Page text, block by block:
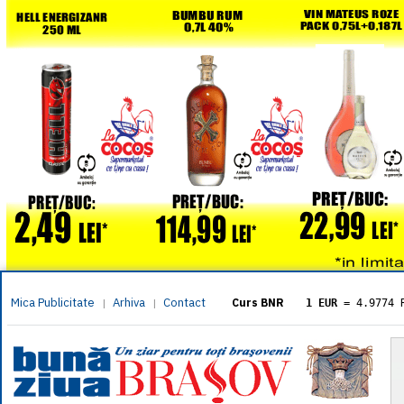
Mica Publicitate | Arhiva | Contact Curs BNR 1 EUR = 4.9774
= 5.8304
1 XAU= 464.4611
1 AED= 1.1933
1 AUD= 2.7957
1 BGN= 2.5449